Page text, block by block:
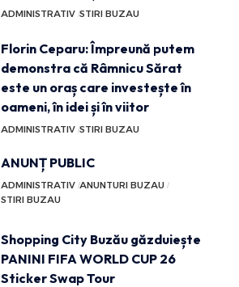
ADMINISTRATIV STIRI BUZAU
Florin Ceparu: Împreună putem
demonstra că Râmnicu Sărat
este un oraș care investește în
oameni, în idei și în viitor
ADMINISTRATIV STIRI BUZAU
ANUNȚ PUBLIC
ADMINISTRATIV ANUNTURI BUZAU
STIRI BUZAU
Shopping City Buzău găzduiește
PANINI FIFA WORLD CUP 26
Sticker Swap Tour